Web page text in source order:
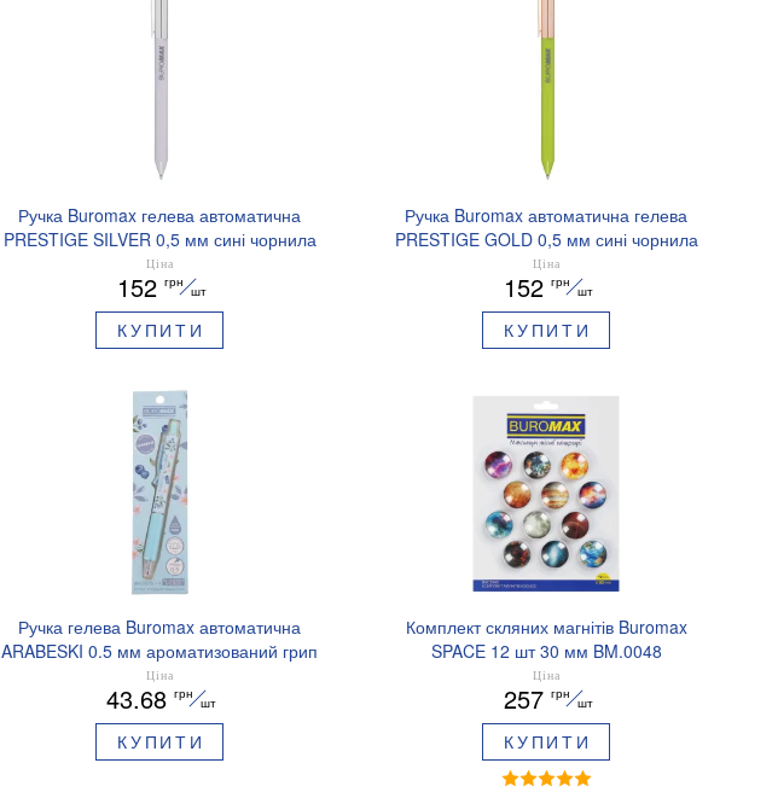
Ручка Buromax гелева автоматична
PRESTIGE SILVER 0,5 мм сині чорнила
BM.83102
Ціна
152 грн
шт
КУПИТИ
Ручка Buromax автоматична гелева
PRESTIGE GOLD 0,5 мм сині чорнила
BM.83101
Ціна
152 грн
шт
КУПИТИ
Ручка гелева Buromax автоматична
ARABESKI 0.5 мм ароматизований грип
синє чорнило в блістері BM.8379-02
Ціна
43.68 грн
шт
КУПИТИ
Комплект скляних магнітів Buromax
SPACE 12 шт 30 мм BM.0048
Ціна
257 грн
шт
КУПИТИ